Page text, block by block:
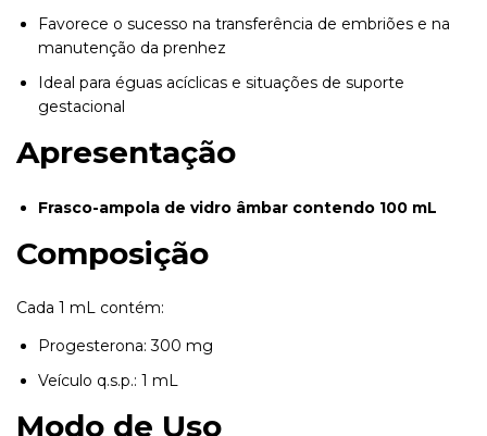
Favorece o sucesso na transferência de embriões e na
manutenção da prenhez
Ideal para éguas acíclicas e situações de suporte
gestacional
Apresentação
Frasco-ampola de vidro âmbar contendo 100 mL
Composição
Cada 1 mL contém:
Progesterona: 300 mg
Veículo q.s.p.: 1 mL
Modo de Uso